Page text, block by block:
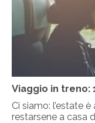
Viaggio in treno:
Ci siamo: l’estate
restarsene a casa